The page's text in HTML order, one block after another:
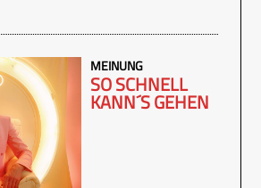
MEINUNG
SO SCHNELL
KANN´S GEHEN